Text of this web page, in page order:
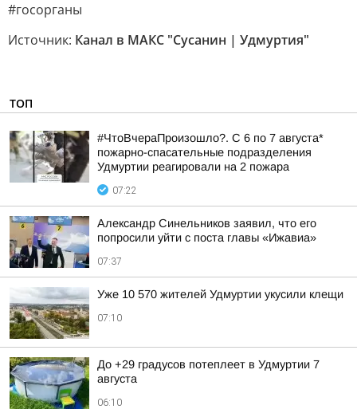
#госорганы
Источник: Канал в МАКС "Сусанин | Удмуртия"
ТОП
#ЧтоВчераПроизошло?. С 6 по 7 августа*
пожарно-спасательные подразделения
Удмуртии реагировали на 2 пожара
07:22
Александр Синельников заявил, что его
попросили уйти с поста главы «Ижавиа»
07:37
Уже 10 570 жителей Удмуртии укусили клещи
07:10
До +29 градусов потеплеет в Удмуртии 7
августа
06:10